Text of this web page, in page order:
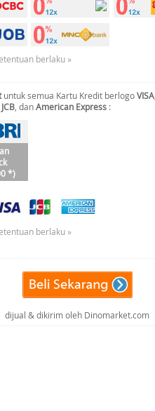
berlaku »
untuk semua Kartu Kredit berlogoVISA
JCB , danAmerican Express :
*)
berlaku »
dijual & dikirim oleh Dinomarket.com